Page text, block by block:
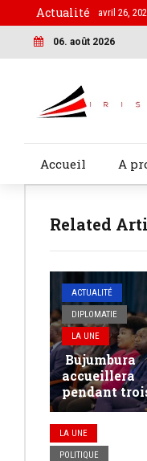
Actualité avril 26,
06. août 2026
Accueil A
Related
ACTUALITÉ
DIPLOMATIE
LA UNE
Bujumbura
accueillera
pendant
jours les
leaders du
continent
LA UNE
POLITIQUE